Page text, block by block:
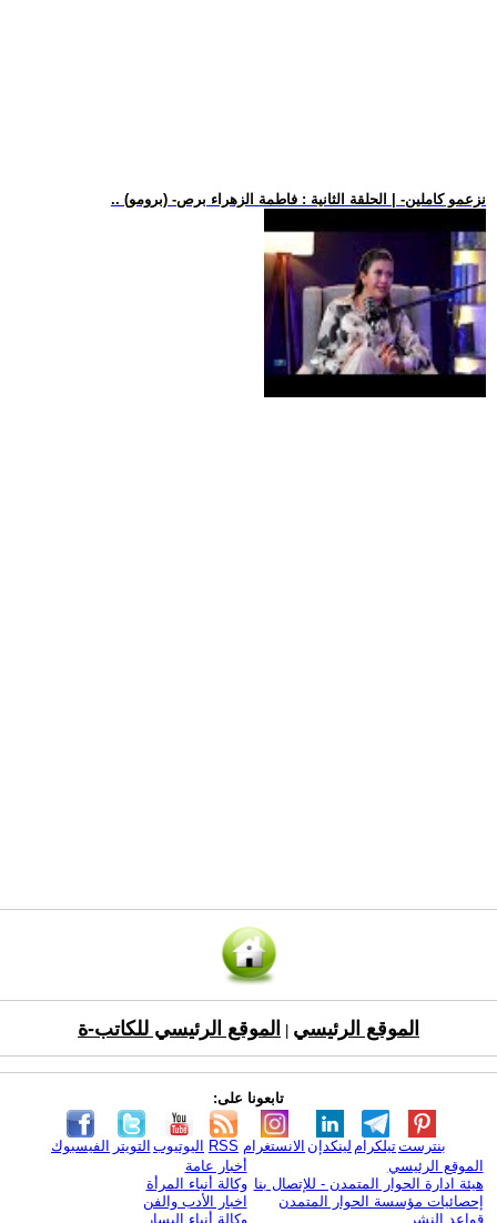
.. (برومو) -نزعمو كاملين- | الحلقة الثانية : فاطمة الزهراء برص
الموقع الرئيسي الموقع الرئيسي للكاتب-ة
تابعونا على:
الفيسبوك التويتر اليوتيوب RSS الانستغرام لينكدإن تيلكرامبنترست
الموقع الرئيسي
هيئة ادارة الحوار المتمدن - للإتصال بنا
إحصائيات مؤسسة الحوار المتمدن
قواعد النشر
أخبار عامة
وكالة أنباء المرأة
اخبار الأدب والفن
وكالة أنباء اليسار